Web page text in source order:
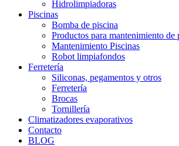
Hidrolimpiadoras
Piscinas
Bomba de piscina
Productos para mantenimiento de
Mantenimiento Piscinas
Robot limpiafondos
Ferretería
Siliconas, pegamentos y otros
Ferretería
Brocas
Tornillería
Climatizadores evaporativos
Contacto
BLOG